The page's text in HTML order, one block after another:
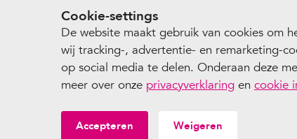
Cookie-settings
De website maakt gebruik van cookies om
wij tracking-, advertentie- en remarketing-
op social media te delen. Onderaan deze
meer over onze privacyverklaring en cookie
Accepteren Weigeren